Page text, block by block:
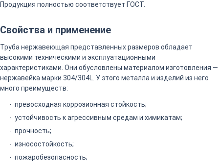
Продукция полностью соответствует ГОСТ.
Свойства и применение
Труба нержавеющая представленных размеров обладает
высокими техническими и эксплуатационными
характеристиками. Они обусловлены материалом изготовления —
нержавейка марки 304/304L. У этого металла и изделий из него
много преимуществ:
превосходная коррозионная стойкость;
устойчивость к агрессивным средам и химикатам;
прочность;
износостойкость;
пожаробезопасность;